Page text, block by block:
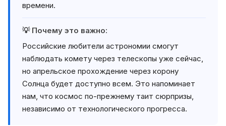
времени.
💡 Почему это важно:
Российские любители астрономии смогут
наблюдать комету через телескопы уже сейчас,
но апрельское прохождение через корону
Солнца будет доступно всем. Это напоминает
нам, что космос по-прежнему таит сюрпризы,
независимо от технологического прогресса.